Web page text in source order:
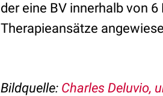
der eine BV innerhalb von
Therapieansätze
Bildquelle: Charles Deluvio,